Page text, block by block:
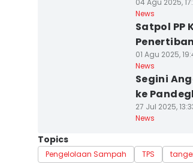
04 Agu 2025,
News
Satpol PP
01 Agu 2025,
News
Segini
ke
27 Jul 2025,
News
Topics
Pengelolaan Sampah TPS